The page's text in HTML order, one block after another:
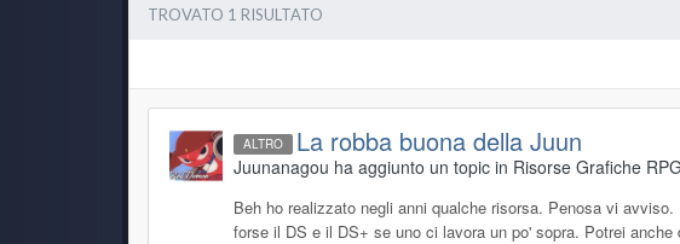
TROVATO 1 RISULTATO
ALTRO La robba buona della Juun
Juunanagou ha aggiunto un topic in Risorse Grafiche
Beh ho realizzato negli anni qualche risorsa. Penosa vi
forse il DS e il DS+ se uno ci lavora un po' sopra. Potrei